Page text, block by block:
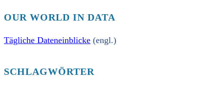
OUR WORLD IN DATA
Tägliche Dateneinblicke (engl.)
SCHLAGWÖRTER